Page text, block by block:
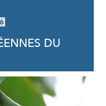
DU